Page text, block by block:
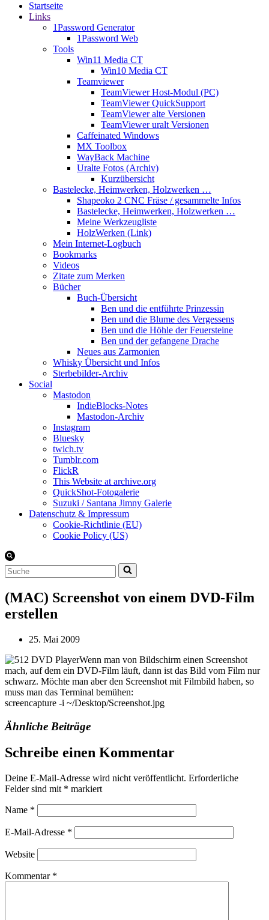
Startseite
Links
1Password Generator
1Password Web
Tools
Win11 Media CT
Win10 Media CT
Teamviewer
TeamViewer Host-Modul (PC)
TeamViewer QuickSupport
TeamViewer alte Versionen
TeamViewer uralt Versionen
Caffeinated Windows
MX Toolbox
WayBack Machine
Uralte Fotos (Archiv)
Kurzübersicht
Bastelecke, Heimwerken, Holzwerken …
Shapeoko 2 CNC Fräse / gesammelte Infos
Bastelecke, Heimwerken, Holzwerken …
Meine Werkzeugliste
HolzWerken (Link)
Mein Internet-Logbuch
Bookmarks
Videos
Zitate zum Merken
Bücher
Buch-Übersicht
Ben und die entführte Prinzessin
Ben und die Blume des Vergessens
Ben und die Höhle der Feuersteine
Ben und der gefangene Drache
Neues aus Zarmonien
Whisky Übersicht und Infos
Sterbebilder-Archiv
Social
Mastodon
IndieBlocks-Notes
Mastodon-Archiv
Instagram
Bluesky
twich.tv
Tumblr.com
FlickR
This Website at archive.org
QuickShot-Fotogalerie
Suzuki / Santana Jimny Galerie
Datenschutz & Impressum
Cookie-Richtlinie (EU)
Cookie Policy (US)
Suchen
nach …
(MAC) Screenshot von einem DVD-Film
erstellen
25. Mai 2009
Wenn man von Bildschirm einen Screenshot
mach, auf dem ein DVD-Film läuft, dann ist das Bild vom Film nur
schwarz. Möchte man aber den Screenshot mit Filmbild haben, so
muss man das Terminal bemühen:
screencapture -i ~/Desktop/Screenshot.jpg
Ähnliche Beiträge
Schreibe einen Kommentar
Deine E-Mail-Adresse wird nicht veröffentlicht. Erforderliche
Felder sind mit * markiert
Name *
E-Mail-Adresse *
Website
Kommentar *